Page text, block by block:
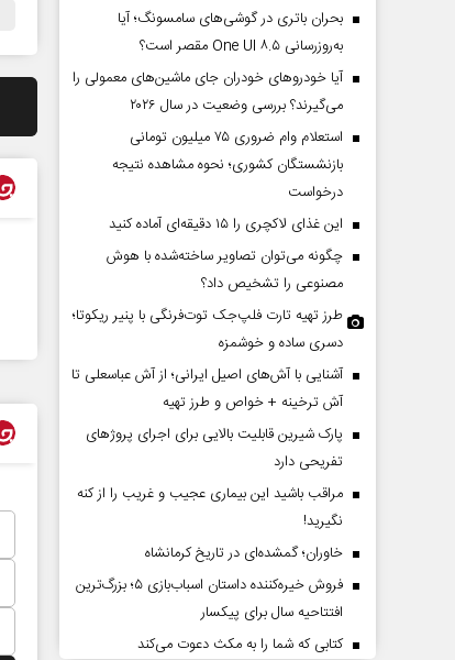
بحران باتری در گوشی‌های سامسونگ؛ آیا
به‌روزرسانی One UI ۸.۵ مقصر است؟
آیا خودروهای خودران جای ماشین‌های معمولی را
می‌گیرند؟ بررسی وضعیت در سال ۲۰۲۶
استعلام وام ضروری ۷۵ میلیون تومانی
بازنشستگان کشوری؛ نحوه مشاهده نتیجه
درخواست
این غذای لاکچری را ۱۵ دقیقه‌ای آماده کنید
چگونه می‌توان تصاویر ساخته‌شده با هوش
مصنوعی را تشخیص داد؟
طرز تهیه تارت فلپ‌جک توت‌فرنگی با پنیر ریکوتا؛
دسری ساده و خوشمزه
آشنایی با آش‌های اصیل ایرانی؛ از آش عباسعلی تا
آش ترخینه + خواص و طرز تهیه
پارک شیرین قابلیت‌ بالایی برای اجرای پروژهای
تفریحی دارد
مراقب باشید این بیماری عجیب و غریب را از کنه
نگیرید!
خاوران؛ گمشده‌ای در تاریخ کرمانشاه
فروش خیره‌کننده داستان اسباب‌بازی ۵؛ بزرگ‌ترین
افتتاحیه سال برای پیکسار
کتابی که شما را به مکث دعوت می‌کند
- روزنامه‌نگار
چرایی عقب‌نشینی ترامپ؟
دکتر یدالله جوانی - تحلیلگر مسائل سیاسی